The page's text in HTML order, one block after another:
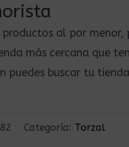
productos al por
más cercana que
puedes buscar tu
Categoría: Torzal